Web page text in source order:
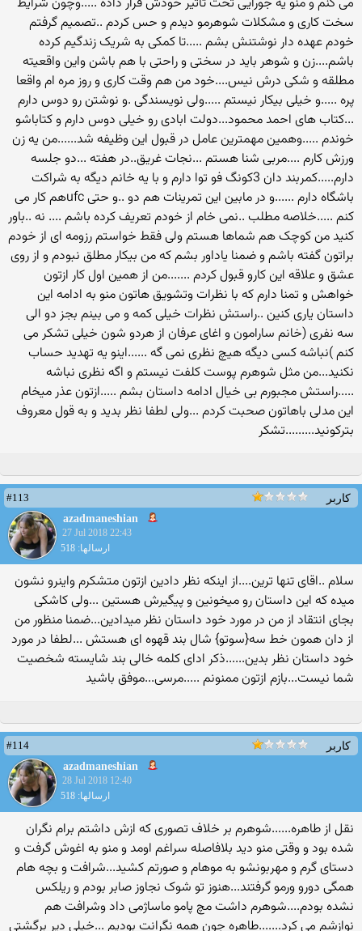
سخت کاری و مشکلات شوهرمو دیدم و حس کردم ..تصمیم گرفتم
خودم عهده دار نوشتنش بشم .....تا کمکی به شریک زندگیم کرده
باشم....زن و شوهر باید در سختی و راحتی با هم باشن واین واقعیته
مطلقه و شکی درش نیس....خود من هم وقت کاری و روز مره ام واقعا
پره .....و خیلی بیکار نیستم .....ولی نویسندگی .و نوشتن رو دوس دارم
...کتاب های احمد محمود...دولت ابادی رو خیلی دوس دارم و کتاباشو
خوندم .....وهمین مهمترین عامل در قبول این وظیفه شد......من یه زن
ورزش کارم ....مربی شنا هستم ...نجات غریق..در هفته ...دو جلسه
دارم.....کمربند دان 3کونگ فو توا دارم و با یه خانم دیگه به شراکت
باشگاه دارم ......و در مابین این تمرینات هم دو ..و حتی ufcهم کار می
کنم .....خلاصه مطلب ..نمی خام از خودم تعریف کرده باشم .... نه ..باور
کنید من کوچک هم شماها هستم ولی فقط خواستم رزومه ای از خودم
براتون گفته باشم و ضمنا یاداور بشم که من بیکار مطلق نبودم و از روی
عشق و علاقه این کارو قبول کردم .......من از همین اول کار ازتون
خواهش و تمنا دارم که با نظرات وتشویق هاتون منو به ادامه این
داستان یاری کنین ..راستش نظرات خیلی کمه و می بینم بجز دو الی
سه نفری (خانم سارامون و اغای عرفان از هردو شون خیلی تشکر می
کنم )نباشه کسی دیگه هیچ نظری نمی گه ......اینو یه تهدید حساب
نکنید...من مثل شوهرم پوست کلفت نیستم و اگه نظری نباشه
.....راستش مجبورم بی خیال ادامه داستان بشم .....ازتون عذر میخام
این مدلی باهاتون صحبت کردم ...ولی لطفا نظر بدید و به قول معروف
بترکونید.........تشکر
کاربر
#113
azadmaneshian
27 Jul 2018 22:43
ارسالها: 518
سلام ..اقای تنها ترین....از اینکه نظر دادین ازتون متشکرم واینرو نشون
میده که این داستان رو میخونین و پیگیرش هستین ...ولی کاشکی
بجای انتقاد از من در مورد خود داستان نظر میدادین...ضمنا منظور من
از دان همون خط سه{سوتو} شال بند قهوه ای هستش ...لطفا در مورد
خود داستان نظر بدین......ذکر ادای کلمه خالی بند شایسته شخصیت
شما نیست...بازم ازتون ممنونم .....مرسی...موفق باشید
کاربر
#114
azadmaneshian
28 Jul 2018 12:40
ارسالها: 518
نقل از طاهره......شوهرم بر خلاف تصوری که ازش داشتم برام نگران
شده بود و وقتی منو دید بلافاصله سراغم اومد و منو به اغوش گرفت و
دستای گرم و مهربونشو به موهام و صورتم کشید...شرافت و بچه هام
همگی دورو ورمو گرفتند...هنوز تو شوک نجاوز صابر بودم و ریلکس
نشده بودم....شوهرم داشت مچ پامو ماساژمی داد وشرافت هم
نوازشم می کرد.......طاهره جون همه نگرانت بودیم ...خیلی دیر برگشتی